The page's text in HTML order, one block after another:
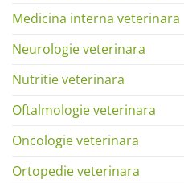
Medicina interna veterinara
Neurologie veterinara
Nutritie veterinara
Oftalmologie veterinara
Oncologie veterinara
Ortopedie veterinara